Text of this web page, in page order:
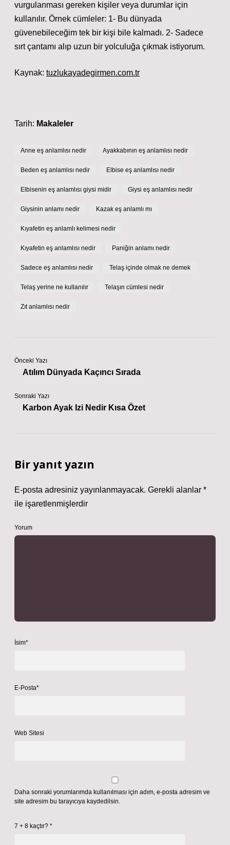
vurgulanması gereken kişiler veya durumlar için
kullanılır. Örnek cümleler: 1- Bu dünyada
güvenebileceğim tek bir kişi bile kalmadı. 2- Sadece
sırt çantamı alıp uzun bir yolculuğa çıkmak istiyorum.
Kaynak: tuzlukayadegirmen.com.tr
Tarih: Makaleler
Anne eş anlamlısı nedir Ayakkabının eş anlamlısı nedir
Beden eş anlamlısı nedir Elbise eş anlamlısı nedir
Elbisenin eş anlamlısı giysi midir Giysi eş anlamlısı nedir
Giysinin anlamı nedir Kazak eş anlamlı mı
Kıyafetin eş anlamlı kelimesi nedir
Kıyafetin eş anlamlısı nedir Paniğin anlamı nedir
Sadece eş anlamlısı nedir Telaş içinde olmak ne demek
Telaş yerine ne kullanılır Telaşın cümlesi nedir
Zıt anlamlısı nedir
Önceki Yazı
Atılım Dünyada Kaçıncı Sırada
Sonraki Yazı
Karbon Ayak Izi Nedir Kısa Özet
Bir yanıt yazın
E-posta adresiniz yayınlanmayacak. Gerekli alanlar *
ile işaretlenmişlerdir
Yorum
İsim*
E-Posta*
Web Sitesi
Daha sonraki yorumlarımda kullanılması için adım, e-posta adresim ve
site adresim bu tarayıcıya kaydedilsin.
7 + 8 kaçtır? *